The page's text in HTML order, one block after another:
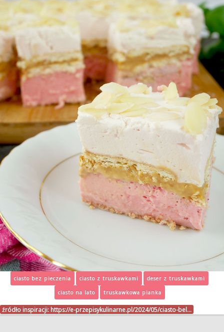
ciasto bez pieczenia ciasto z truskawkami
deser z truskawkami
ciasto na lato
truskawkowa pianka
źródło inspiracji: https://e-przepisykulinarne.pl/2024/05/ciasto-bel…